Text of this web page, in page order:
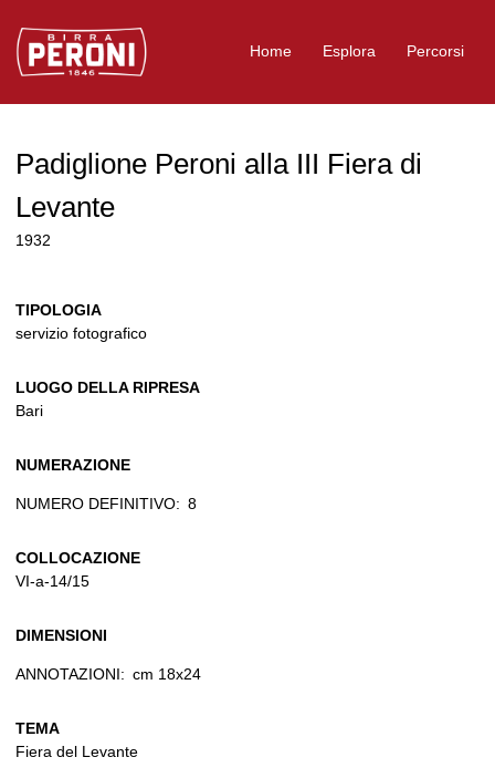
Logo Birra Peroni
Home Esplora Percorsi
Padiglione Peroni alla III Fiera di
Levante
1932
TIPOLOGIA
servizio fotografico
LUOGO DELLA RIPRESA
Bari
NUMERAZIONE
NUMERO DEFINITIVO: 8
COLLOCAZIONE
VI-a-14/15
DIMENSIONI
ANNOTAZIONI: cm 18x24
TEMA
Fiera del Levante